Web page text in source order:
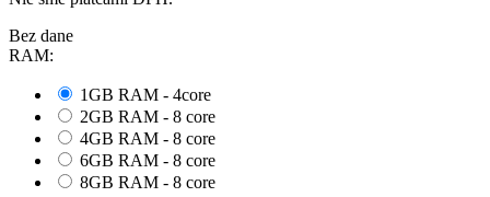
Bez dane
RAM:
1GB RAM - 4core
2GB RAM - 8 core
4GB RAM - 8 core
6GB RAM - 8 core
8GB RAM - 8 core